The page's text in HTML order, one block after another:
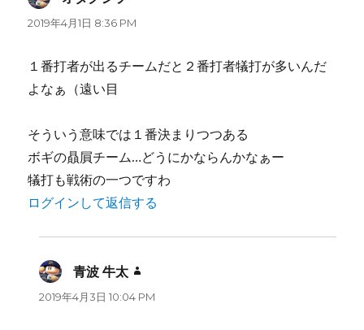
り:
2019年4月1日 8:36 PM
１番打者が出るチームだと２番打者犠打が多いんだ
よなぁ（遠い目
そういう意味では１番決まりつつある
ボギの贔屓チーム…どうにかならんかなぁー
犠打も戦術の一つですわ
ログインして返信する
青波 牛太
り:
2019年4月3日 10:04 PM